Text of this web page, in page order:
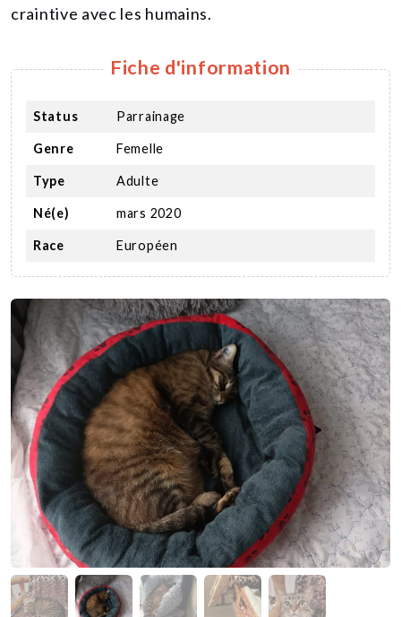
Nous soutenir
craintive avec les humains.
Fiche d'information
Status Parrainage
Genre Femelle
Type Adulte
Né(e) mars 2020
Race Européen